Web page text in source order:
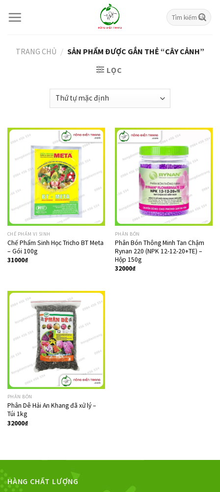
Tìm
kiếm:
TRANG CHỦ / SẢN PHẨM ĐƯỢC GẮN THẺ “CÂY CẢNH”
LỌC
CHẾ PHẨM VI SINH
Chế Phẩm Sinh Học Tricho BT Meta
– Gói 100g
31000₫
PHÂN BÓN
Phân Bón Thông Minh Tan Chậm
Rynan 220 (NPK 12-12-20+TE) –
Hộp 150g
32000₫
PHÂN BÓN
Phân Dê Hải An Khang đã xử lý –
Túi 1kg
32000₫
HÀNG CHẤT LƯỢNG